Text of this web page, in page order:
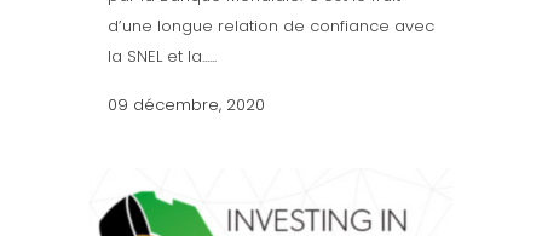
d’une longue relation de confiance avec
la SNEL et la......
09 décembre, 2020